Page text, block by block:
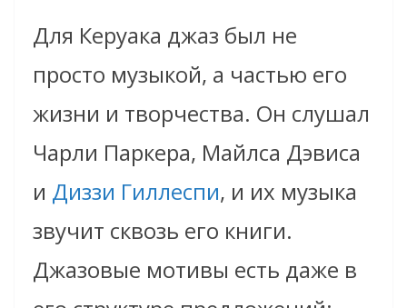
Для Керуака джаз был не
просто музыкой, а частью его
жизни и творчества. Он слушал
Чарли Паркера, Майлса Дэвиса
и Диззи Гиллеспи, и их музыка
звучит сквозь его книги.
Джазовые мотивы есть даже в